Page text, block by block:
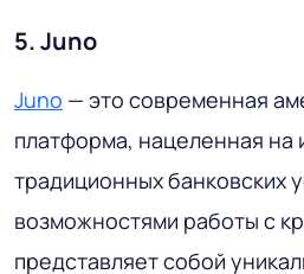
5. Juno
Juno — это современная
платформа, нацеленная на
традиционных банковских
возможностями работы с
представляет собой